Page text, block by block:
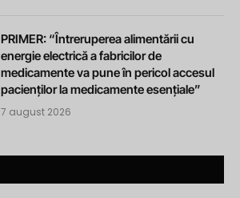
PRIMER: “Întreruperea alimentării cu
energie electrică a fabricilor de
medicamente va pune în pericol accesul
pacienților la medicamente esențiale”
7 august 2026